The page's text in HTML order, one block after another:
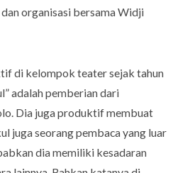
organisasi bersama Widji
di kelompok teater sejak tahun
adalah pemberian dari
Dia juga produktif membuat
juga seorang pembaca yang luar
dia memiliki kesadaran